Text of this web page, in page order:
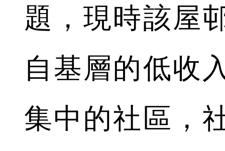
題，現時該屋
自基層的低收
集中的社區，